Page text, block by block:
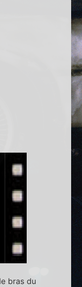
bras du